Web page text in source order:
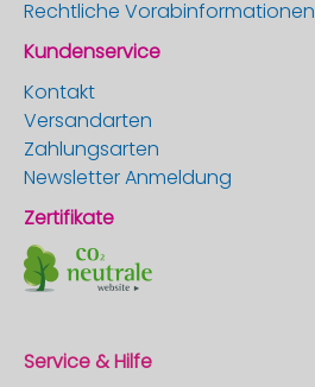
Rechtliche Vorabinformationen
Kundenservice
Kontakt
Versandarten
Zahlungsarten
Newsletter Anmeldung
Zertifikate
Service & Hilfe